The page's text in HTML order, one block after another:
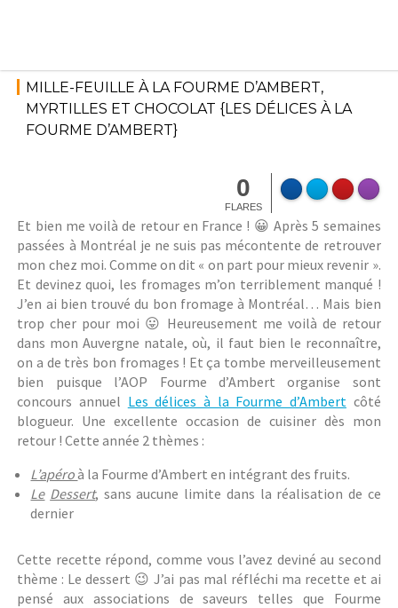
StéphanieM
MILLE-FEUILLE À LA FOURME D’AMBERT,
MYRTILLES ET CHOCOLAT {LES DÉLICES À LA
FOURME D’AMBERT}
0
FLARES
Et bien me voilà de retour en France ! 😀 Après 5 semaines
passées à Montréal je ne suis pas mécontente de retrouver
mon chez moi. Comme on dit « on part pour mieux revenir ».
Et devinez quoi, les fromages m’on terriblement manqué !
J’en ai bien trouvé du bon fromage à Montréal… Mais bien
trop cher pour moi 😛 Heureusement me voilà de retour
dans mon Auvergne natale, où, il faut bien le reconnaître,
on a de très bon fromages ! Et ça tombe merveilleusement
bien puisque l’AOP Fourme d’Ambert organise sont
concours annuel Les délices à la Fourme d’Ambertcôté
blogueur. Une excellente occasion de cuisiner dès mon
retour ! Cette année 2 thèmes :
L’apéroà la Fourme d’Ambert en intégrant des fruits.
Le Dessert, sans aucune limite dans la réalisation de ce
dernier
Cette recette répond, comme vous l’avez deviné au second
thème : Le dessert 😉 J’ai pas mal réfléchi ma recette et ai
pensé aux associations de saveurs telles que Fourme